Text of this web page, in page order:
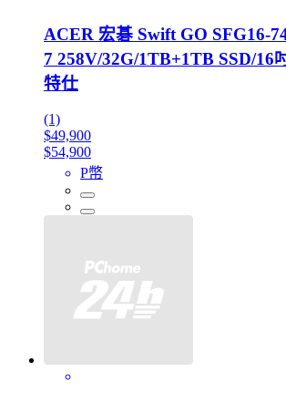
ACER 宏碁 Swift GO SFG16-
7 258V/32G/1TB+1TB SSD/16
特仕
(1)
$49,900
$54,900
P幣